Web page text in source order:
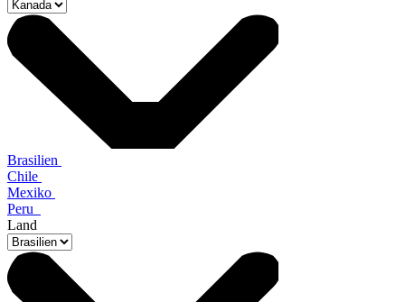
Brasilien
Chile
Mexiko
Peru
Land